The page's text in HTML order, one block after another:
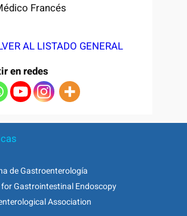
Francés
AL LISTADO GENERAL
en redes
de Gastroenterología
Gastrointestinal Endoscopy
Association